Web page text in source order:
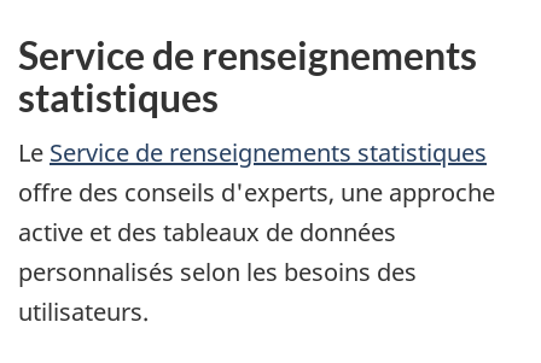
Service de renseignements
statistiques
Le Service de renseignements statistiques
offre des conseils d'experts, une approche
active et des tableaux de données
personnalisés selon les besoins des
utilisateurs.